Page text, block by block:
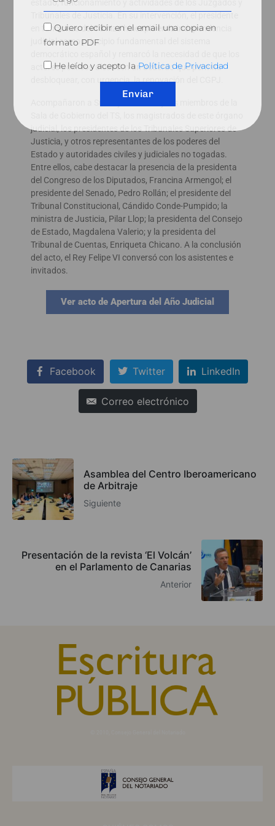
estado, funcionamiento y actividades de los Juzgados y
en funciones del TS hizo hincapié en la independencia
judicial como principio fundamental del sistema
actores políticos alcancen un acuerdo que permita
desbloquear, con urgencia, la renovación del CGPJ.
judicial, los presidentes de los Tribunales Superiores de
Justicia, y otros representantes de los poderes del
Estado y autoridades civiles y judiciales no togadas.
Entre ellos, cabe destacar la presencia de la presidenta
del Congreso de los Diputados, Francina Armengol; el
presidente del Senado, Pedro Rollán; el presidente del
Tribunal Constitucional, Cándido Conde-Pumpido; la
ministra de Justicia, Pilar Llop; la presidenta del Consejo
de Estado, Magdalena Valerio; y la presidenta del
Tribunal de Cuentas, Enriqueta Chicano. A la conclusión
del acto, el Rey Felipe VI conversó con los asistentes e
invitados.
Ver acto de Apertura del Año Judicial
Facebook Twitter LinkedIn
Correo electrónico
Asamblea del Centro Iberoamericano
de Arbitraje
Siguiente
Presentación de la revista ‘El Volcán’
en el Parlamento de Canarias
Anterior
Quiero recibir en el email una copia en
formato PDF
He leído y acepto la Política de Privacidad
Enviar